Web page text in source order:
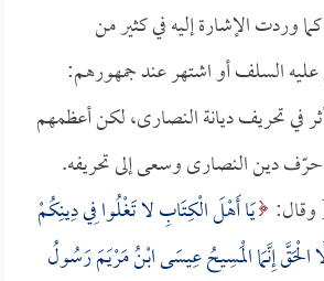
وردت الإشارة إليه في كثير من
السلف أو اشتهر عند جمهورهم:
في تحريف ديانة النصارى، لكن أعظمهم
دين النصارى وسعى إلى تحريفه.
وقال: يَا أَهْلَ الْكِتَابِ لا تَغْلُوا فِي دِينِكُمْ
الْحَقَّ إِنَّمَا الْمَسِيحُ عِيسَى ابْنُ مَرْيَمَ رَسُولُ